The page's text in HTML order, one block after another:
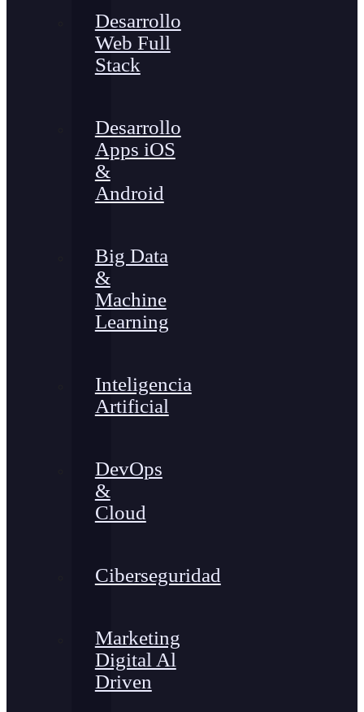
Desarrollo
Web Full
Stack
Desarrollo
Apps iOS
&
Android
Big Data
&
Machine
Learning
Inteligencia
Artificial
DevOps
&
Cloud
Ciberseguridad
Marketing
Digital Al
Driven